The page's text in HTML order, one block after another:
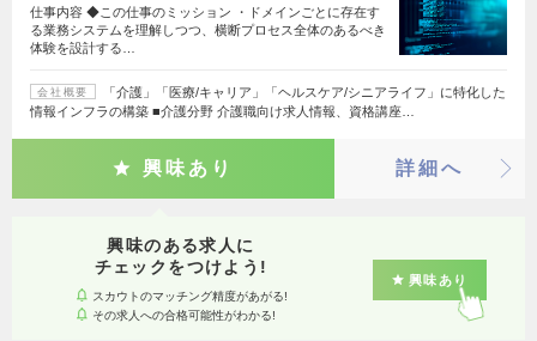
仕事内容 ◆この仕事のミッション ・ドメインごとに存在す
る業務システムを理解しつつ、横断プロセス全体のあるべき
体験を設計する…
会社概要
「介護」「医療/キャリア」「ヘルスケア/シニアライフ」に特化した
情報インフラの構築 ■介護分野 介護職向け求人情報、資格講座…
興味あり 詳細へ
興味のある求人に
チェックをつけよう!
スカウトのマッチング精度があがる!
その求人への合格可能性がわかる!
興味あり